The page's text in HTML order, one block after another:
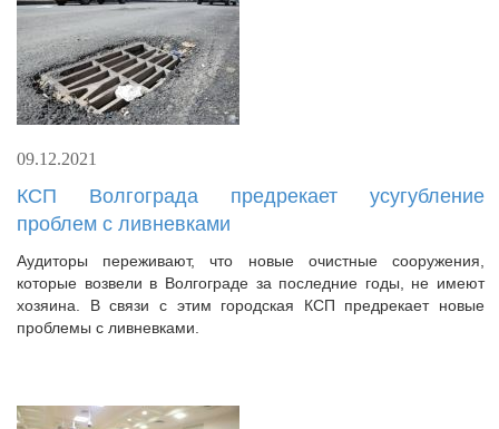
09.12.2021
КСП Волгограда предрекает усугубление
проблем с ливневками
Аудиторы переживают, что новые очистные сооружения,
которые возвели в Волгограде за последние годы, не имеют
хозяина. В связи с этим городская КСП предрекает новые
проблемы с ливневками.